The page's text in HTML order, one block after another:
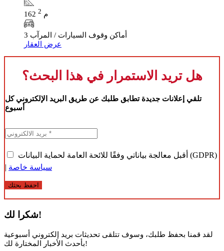
162 م 2
3 أماكن وقوف السيارات / المرآب
عرض العقار
هل تريد الاستمرار في هذا البحث؟
تلقي إعلانات جديدة تطابق طلبك عن طريق البريد الإلكتروني كل
أسبوع
أقبل معالجة بياناتي وفقًا للائحة العامة لحماية البيانات (GDPR)
| سياسة خاصة
احفظ بحثك
شكرا لك!
لقد قمنا بحفظ طلبك، وسوف تتلقى تحديثات بريد إلكتروني أسبوعية
بأحدث الأخبار المختارة لك!